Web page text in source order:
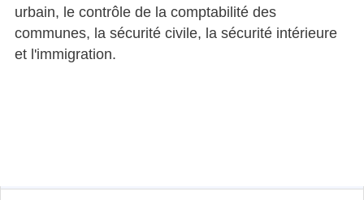
urbain, le contrôle de la comptabilité des
communes, la sécurité civile, la sécurité intérieure
et l'immigration.